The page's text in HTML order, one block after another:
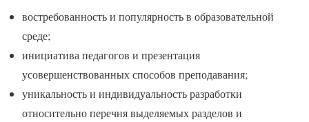
востребованность и популярность в образовательной
среде;
инициатива педагогов и презентация
усовершенствованных способов преподавания;
уникальность и индивидуальность разработки
относительно перечня выделяемых разделов и